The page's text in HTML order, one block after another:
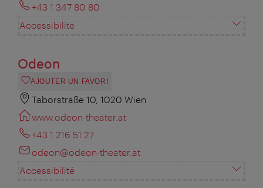
+43 1 347 80 80
Accessibilité
Odeon
AJOUTER UN FAVORI
Taborstraße 10, 1020 Wien
www.odeon-theater.at
+43 1 216 51 27
odeon@odeon-theater.at
Accessibilité